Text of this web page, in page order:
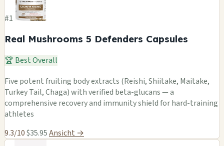
#1
Real Mushrooms 5 Defenders Capsules
🏆 Best Overall
Five potent fruiting body extracts (Reishi, Shiitake, Maitake,
Turkey Tail, Chaga) with verified beta-glucans — a
comprehensive recovery and immunity shield for hard-training
athletes
9.3/10$35.95Ansicht →